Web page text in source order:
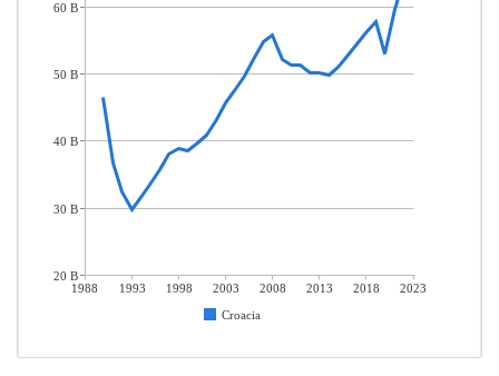
1988 1993 1998 2003 2008 2013 2018
2023
Croacia
60 B
50 B
40 B
30 B
20 B